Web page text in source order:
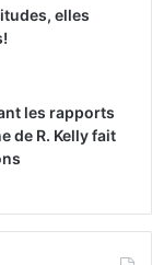
elles
les rapports
de R. Kelly fait